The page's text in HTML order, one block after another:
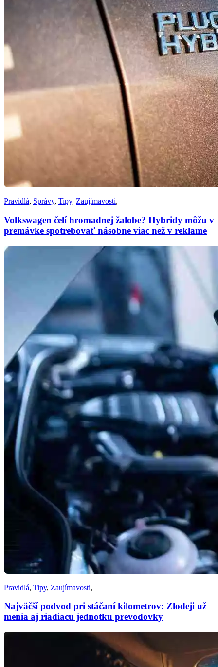
Pravidlá, Správy, Tipy, Zaujímavosti,
Volkswagen čelí hromadnej žalobe? Hybridy môžu v
premávke spotrebovať násobne viac než v reklame
Pravidlá, Tipy, Zaujímavosti,
Najväčší podvod pri stáčaní kilometrov: Zlodeji už
menia aj riadiacu jednotku prevodovky